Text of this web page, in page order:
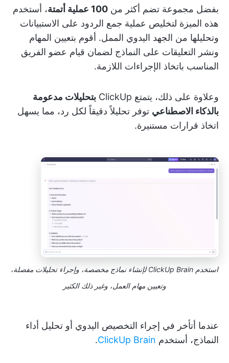
بفضل مجموعة تضم أكثر من 100 عملية أتمتة
، أستخدم
هذه الميزة لتخليص عملية جمع الردود على الاستبيانات
وتحليلها من الجهد اليدوي الممل. أقوم بتعيين المهام
ونشر التعليقات على النماذج لضمان قيام عضو الفريق
المناسب باتخاذ الإجراءات اللازمة.
وعلاوة على ذلك، يتمتع ClickUp
بتحليلات مدعومة
بالذكاء الاصطناعي توفر تحليلاً دقيقاً لكل رد، مما يسهل
اتخاذ قرارات مستنيرة.
استخدم ClickUp Brain لإنشاء نماذج مخصصة، وإجراء تحليلات مفصلة،
وتعيين مهام العمل، وغير ذلك الكثير
عندما أتأخر في إجراء التخصيص اليدوي أو تحليل أداء
النماذج، أستخدم ClickUp Brain
.